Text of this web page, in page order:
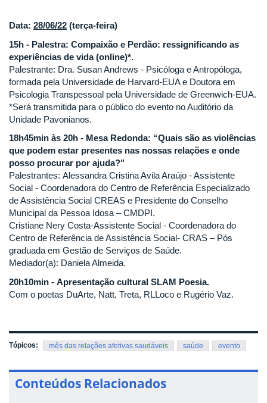
Data: 28/06/22 (terça-feira)
15h - Palestra: Compaixão e Perdão: ressignificando as
experiências de vida (online)*.
Palestrante: Dra. Susan Andrews - Psicóloga e Antropóloga,
formada pela Universidade de Harvard-EUA e Doutora em
Psicologia Transpessoal pela Universidade de Greenwich-EUA.
*Será transmitida para o público do evento no Auditório da
Unidade Pavonianos.
18h45min às 20h - Mesa Redonda: “Quais são as violências
que podem estar presentes nas nossas relações e onde
posso procurar por ajuda?"
Palestrantes: Alessandra Cristina Avila Araújo - Assistente
Social - Coordenadora do Centro de Referência Especializado
de Assistência Social CREAS e Presidente do Conselho
Municipal da Pessoa Idosa – CMDPI.
Cristiane Nery Costa-Assistente Social - Coordenadora do
Centro de Referência de Assistência Social- CRAS – Pós
graduada em Gestão de Serviços de Saúde.
Mediador(a): Daniela Almeida.
20h10min - Apresentação cultural SLAM Poesia.
Com o poetas DuArte, Natt, Treta, RLLoco e Rugério Vaz.
Tópicos: mês das relações afetivas saudáveis saúde evento
Conteúdos Relacionados